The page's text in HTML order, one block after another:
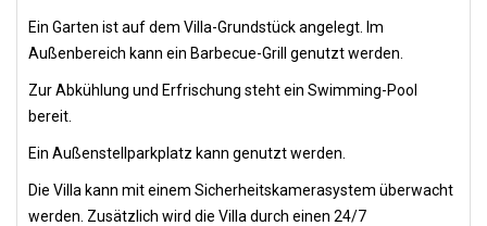
Ein Garten ist auf dem Villa-Grundstück angelegt. Im
Außenbereich kann ein Barbecue-Grill genutzt werden.
Zur Abkühlung und Erfrischung steht ein Swimming-Pool
bereit.
Ein Außenstellparkplatz kann genutzt werden.
Die Villa kann mit einem Sicherheitskamerasystem überwacht
werden. Zusätzlich wird die Villa durch einen 24/7